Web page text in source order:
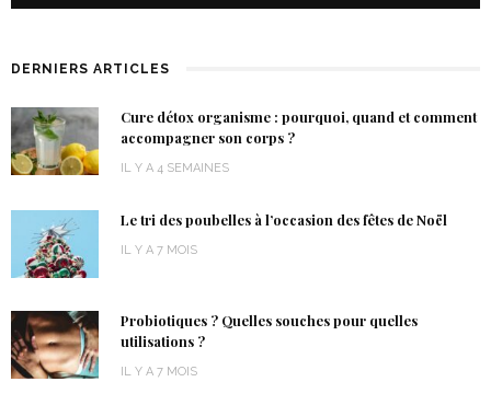
DERNIERS ARTICLES
Cure détox organisme : pourquoi, quand et comment
accompagner son corps ?
IL Y A 4 SEMAINES
Le tri des poubelles à l’occasion des fêtes de Noël
IL Y A 7 MOIS
Probiotiques ? Quelles souches pour quelles
utilisations ?
IL Y A 7 MOIS